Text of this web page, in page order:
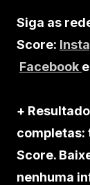
Siga as
Score:
Facebook e
+
completas:
Score.
nenhuma